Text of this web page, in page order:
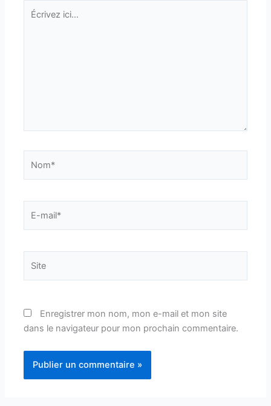
Écrivez
ici…
mail*
Enregistrer mon nom, mon e-mail et mon site
dans le navigateur pour mon prochain commentaire.